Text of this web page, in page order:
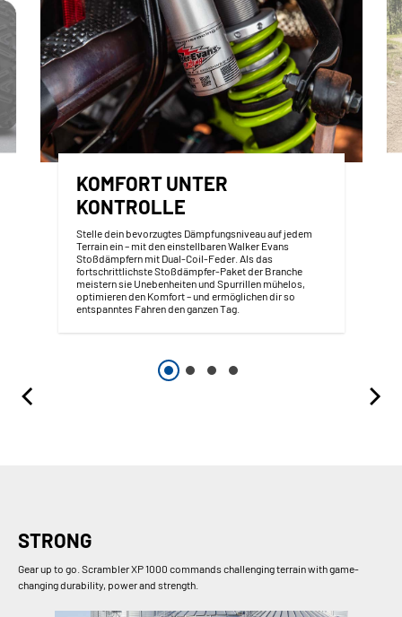
KOMFORT UNTER
KONTROLLE
Stelle dein bevorzugtes Dämpfungsniveau auf jedem
Terrain ein – mit den einstellbaren Walker Evans
Stoßdämpfern mit Dual-Coil-Feder. Als das
fortschrittlichste Stoßdämpfer-Paket der Branche
meistern sie Unebenheiten und Spurrillen mühelos,
optimieren den Komfort – und ermöglichen dir so
entspanntes Fahren den ganzen Tag.
STRONG
Gear up to go. Scrambler XP 1000 commands challenging terrain with game-
changing durability, power and strength.